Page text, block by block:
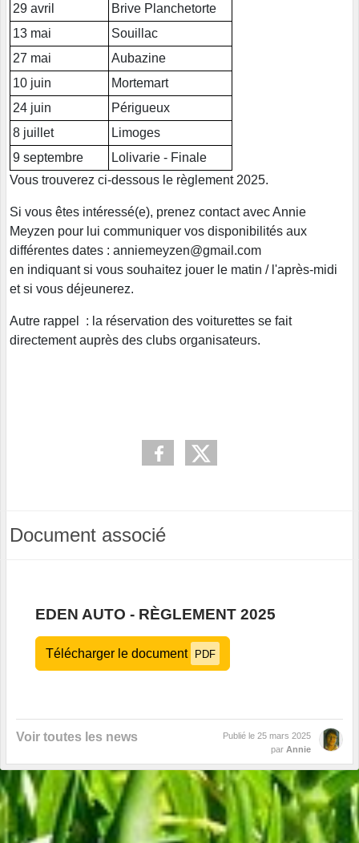
29 avril
Brive Planchetorte
13 mai
Souillac
27 mai
Aubazine
10 juin
Mortemart
24 juin
Périgueux
8 juillet
Limoges
9 septembre
Lolivarie - Finale
Vous trouverez ci-dessous le règlement 2025.
Si vous êtes intéressé(e), prenez contact avec Annie
Meyzen pour lui communiquer vos disponibilités aux
différentes dates : anniemeyzen@gmail.com
en indiquant si vous souhaitez jouer le matin / l'après-midi
et si vous déjeunerez.
Autre rappel : la réservation des voiturettes se fait
directement auprès des clubs organisateurs.
Document associé
EDEN AUTO - RÈGLEMENT 2025
Télécharger le document PDF
Voir toutes les news Publié le 25 mars 2025
par Annie